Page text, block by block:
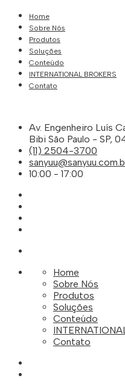
Home
Sobre Nós
Produtos
Soluções
Conteúdo
INTERNATIONAL BROKERS
Contato
Av. Engenheiro Luís
Bibi São Paulo - SP,
(11) 2504-3700
10:00 - 17:00
Home
Sobre Nós
Produtos
Soluções
Conteúdo
Contato